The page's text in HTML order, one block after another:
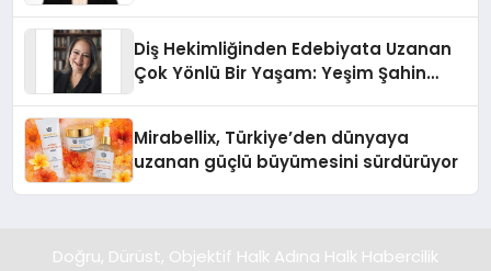
Diş Hekimliğinden Edebiyata Uzanan
Çok Yönlü Bir Yaşam: Yeşim Şahin
Mirabellix, Türkiye’den dünyaya
uzanan güçlü büyümesini sürdürüyor
Doğru, Dürüst, Objektif Halk Adına Halk Habercilik